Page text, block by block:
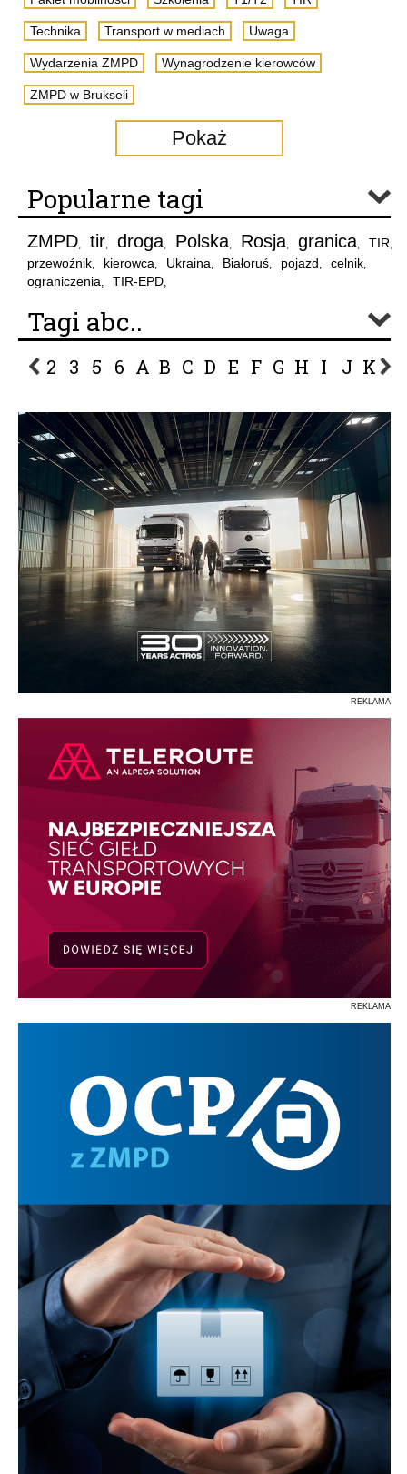
Technika Transport w mediach Uwaga
Wydarzenia ZMPD Wynagrodzenie kierowców
ZMPD w Brukseli
Pokaż
Popularne tagi
ZMPD, tir, droga, Polska, Rosja, granica, TIR,
przewoźnik, kierowca, Ukraina, Białoruś, pojazd, celnik,
ograniczenia, TIR-EPD,
Tagi abc..
2 3 5 6 A B C D E F G H I J K L
REKLAMA
REKLAMA